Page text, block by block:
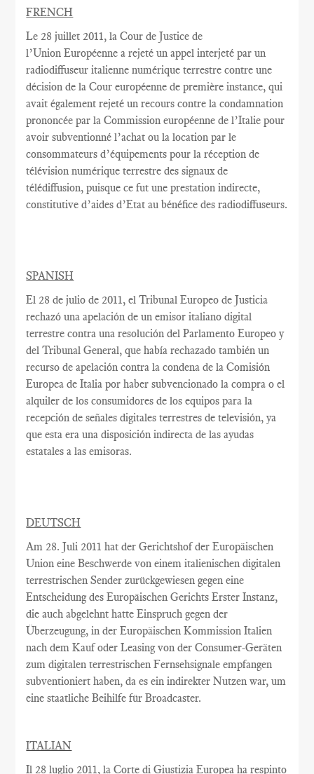
FRENCH
Le 28 juillet 2011, la Courde Justice de
l’Union Européenne a rejeté un appel interjeté par un
radiodiffuseur italienne numérique terrestre contre une
décision de la Cour européenne de première instance, qui
avait également rejeté un recours contre la condamnation
prononcée par la Commission européenne de l’Italie pour
avoir subventionné l’achat ou la location par le
consommateurs d’équipements pour la réception de
télévision numérique terrestre des signaux de
télédiffusion, puisque ce fut une prestation indirecte,
constitutive d’aides d’Etat au bénéfice desradiodiffuseurs.
SPANISH
El 28 de julio de 2011, el Tribunal Europeo de Justicia
rechazó una apelación de un emisor italiano digital
terrestre contra una resolución del Parlamento Europeo y
del Tribunal General, que había rechazado también un
recurso de apelación contra la condena de la Comisión
Europea de Italia por haber subvencionado la compra o el
alquiler de los consumidores de los equipos para la
recepción de señales digitales terrestres de televisión, ya
que esta era una disposición indirecta de las ayudas
estatales a las emisoras.
DEUTSCH
Am 28. Juli 2011 hat der Gerichtshof der Europäischen
Union eine Beschwerde von einem italienischen digitalen
terrestrischen Sender zurückgewiesen gegen eine
Entscheidung des Europäischen Gerichts Erster Instanz,
die auch abgelehnt hatte Einspruch gegen der
Überzeugung, in der Europäischen Kommission Italien
nach dem Kauf oder Leasing von der Consumer-Geräten
zum digitalen terrestrischen Fernsehsignale empfangen
subventioniert haben, da es ein indirekter Nutzen war, um
eine staatliche Beihilfe für Broadcaster.
ITALIAN
Il 28 luglio 2011, la Corte di Giustizia Europea ha respinto